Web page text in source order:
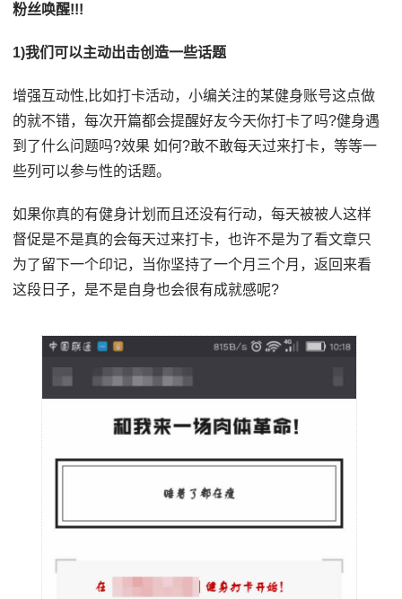
粉丝唤醒!!!
1)我们可以主动出击创造一些话题
增强互动性,比如打卡活动，小编关注的某健身账号这点做
的就不错，每次开篇都会提醒好友今天你打卡了吗?健身遇
到了什么问题吗?效果 如何?敢不敢每天过来打卡，等等一
些列可以参与性的话题。
如果你真的有健身计划而且还没有行动，每天被被人这样
督促是不是真的会每天过来打卡，也许不是为了看文章只
为了留下一个印记，当你坚持了一个月三个月，返回来看
这段日子，是不是自身也会很有成就感呢?